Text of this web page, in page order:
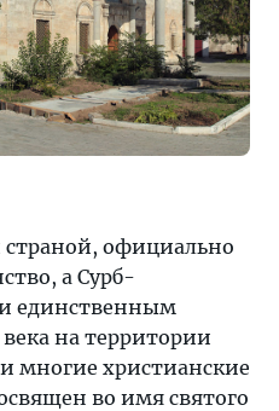
страной, официально
а Сурб-
единственным
на территории
многие христианские
во имя святого